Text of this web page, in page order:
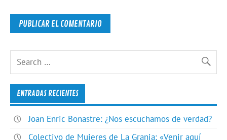
ENTRADAS RECIENTES
Joan Enric Bonastre: ¿Nos escuchamos de verdad?
Colectivo de Mujeres de La Granja: «Venir aquí